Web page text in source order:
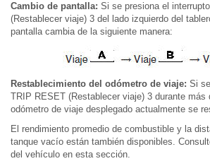
Cambio de pantalla: Si se presiona el
(Restablecer viaje) 3 del lado izquierdo del
pantalla cambia de la siguiente manera:
Restablecimiento del odómetro de viaje: Si
TRIP RESET (Restablecer viaje) 3 durante más
odómetro de viaje desplegado actualmente se
El rendimiento promedio de combustible y la
tanque vacío están también disponibles.
del vehículo en esta sección.